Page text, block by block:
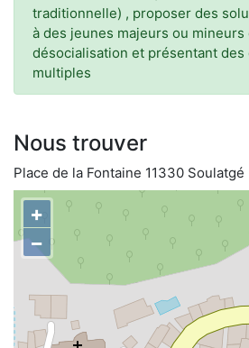
traditionnelle) , proposer des
à des jeunes majeurs ou
désocialisation et présentant
multiples
Nous trouver
Place de la Fontaine 11330 Soulatgé
+
−